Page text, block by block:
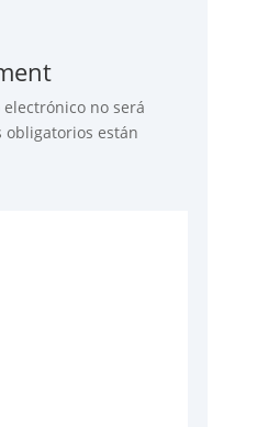
no será
obligatorios están